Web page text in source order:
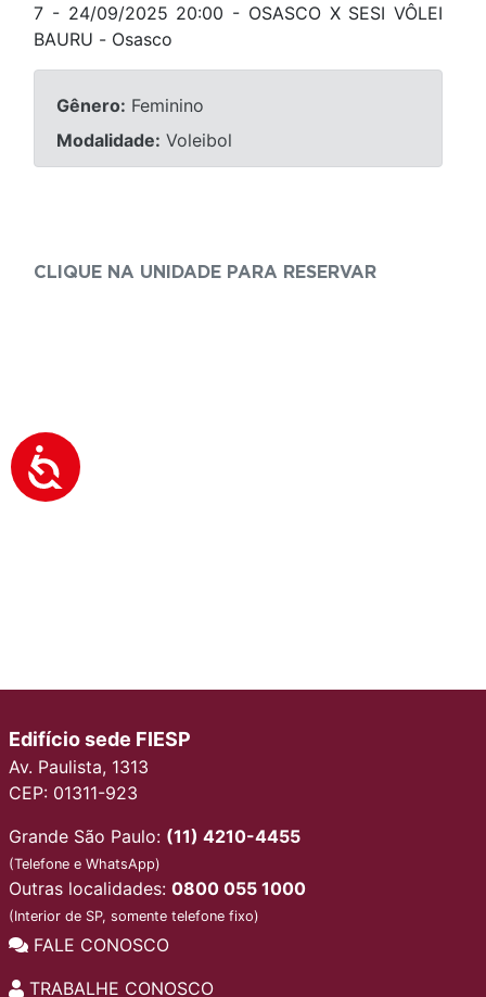
7 - 24/09/2025 20:00 - OSASCO X SESI VÔLEI
BAURU - Osasco
Gênero: Feminino
Modalidade: Voleibol
CLIQUE NA UNIDADE PARA RESERVAR
Edifício sede FIESP
Av. Paulista, 1313
CEP: 01311-923
Grande São Paulo: (11) 4210-4455
(Telefone e WhatsApp)
Outras localidades: 0800 055 1000
(Interior de SP, somente telefone fixo)
FALE CONOSCO
TRABALHE CONOSCO